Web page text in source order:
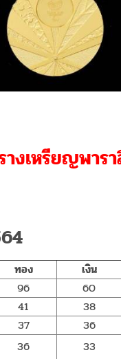
งเหรียญพาร
ทอง เงิน
96 60
41 38
37 36
36 33